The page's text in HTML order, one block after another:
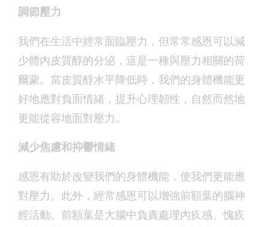
調節壓力
我們在生活中經常面臨壓力，但常常感恩可以減
少體內皮質醇的分泌，這是一種與壓力相關的荷
爾蒙。當皮質醇水平降低時，我們的身體機能更
好地應對負面情緒，提升心理韌性，自然而然地
更能從容地面對壓力。
減少焦慮和抑鬱情緒
感恩有助於改變我們的身體機能，使我們更能應
對壓力。此外，經常感恩可以增強前額葉的腦神
經活動。前額葉是大腦中負責處理內疚感、愧疚